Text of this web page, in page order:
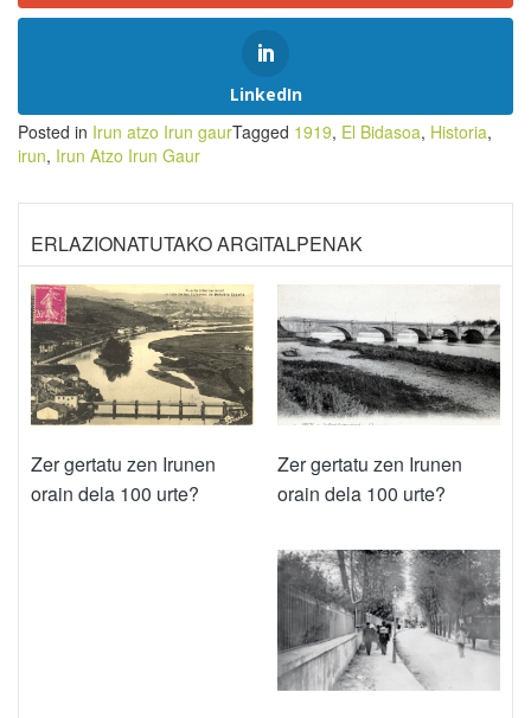
LinkedIn
Posted in Irun atzo Irun gaurTagged 1919, El Bidasoa, Historia,
irun, Irun Atzo Irun Gaur
ERLAZIONATUTAKO ARGITALPENAK
Zer gertatu zen Irunen
orain dela 100 urte?
Zer gertatu zen Irunen
orain dela 100 urte?